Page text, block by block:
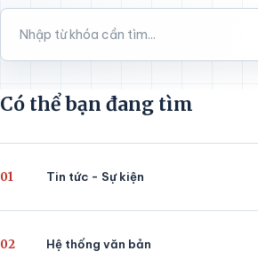
Có thể bạn đang tìm
01 Tin tức - Sự kiện
02 Hệ thống văn bản